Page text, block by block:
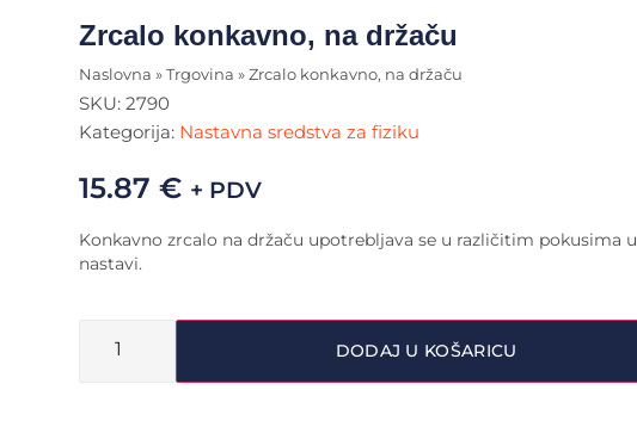
Zrcalo konkavno, na držaču
Naslovna » Trgovina » Zrcalo konkavno, na držaču
SKU: 2790
Kategorija: Nastavna sredstva za fiziku
15.87 € + PDV
Konkavno zrcalo na držaču upotrebljava se u različitim pokusima u
nastavi.
DODAJ U KOŠARICU